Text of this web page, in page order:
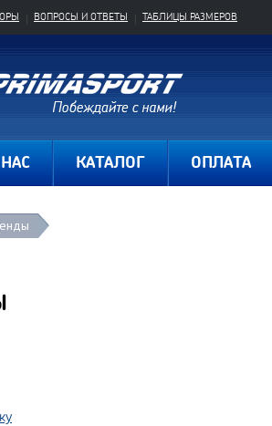
ВОПРОСЫ И ОТВЕТЫ ТАБЛИЦЫ РАЗМЕРОВ
КАТАЛОГ ОПЛАТА